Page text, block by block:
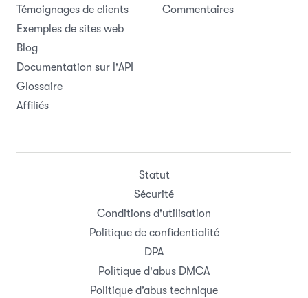
Témoignages de clients
Exemples de sites web
Blog
Documentation sur l'API
Glossaire
Affiliés
Commentaires
Statut
Sécurité
Conditions d'utilisation
Politique de confidentialité
DPA
Politique d'abus DMCA
Politique d’abus technique